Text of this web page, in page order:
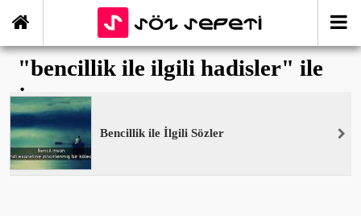
"bencillik ile ilgili hadisler" ile
İlişikli yazılar
Bencillik ile İlgili Sözler